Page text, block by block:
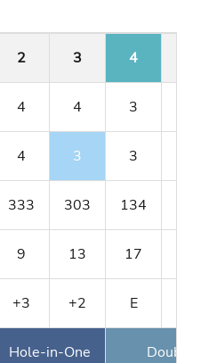
2 3 4
4 4 3
4 3 3
333 303 134
9 13 17
+3 +2 E
Hole-in-One Double